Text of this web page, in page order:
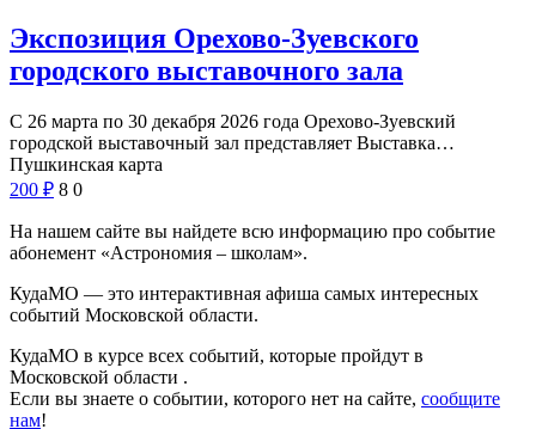
Экспозиция Орехово-Зуевского
городского выставочного зала
С 26 марта по 30 декабря 2026 года Орехово-Зуевский
городской выставочный зал представляет Выставка…
Пушкинская карта
200 ₽ 8 0
На нашем сайте вы найдете всю информацию про событие
абонемент «Астрономия – школам».
КудаМО — это интерактивная афиша самых интересных
событий Московской области.
КудаМО в курсе всех событий, которые пройдут в
Московской области .
Если вы знаете о событии, которого нет на сайте, сообщите
нам!